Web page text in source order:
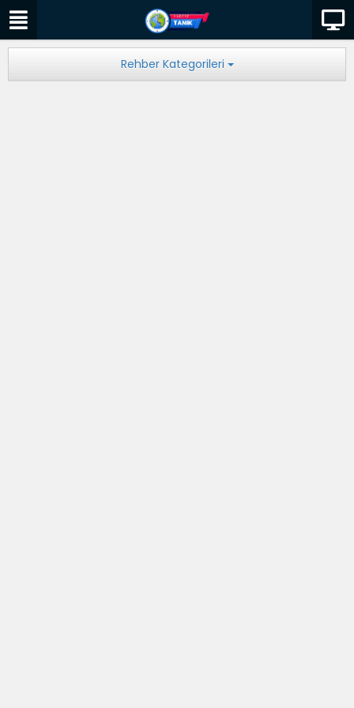
Rehber Kategorileri